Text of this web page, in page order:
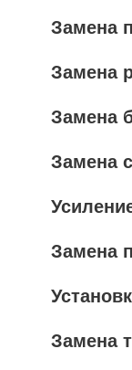
Замена
Замена
Замена
Замена
Замена
Замена